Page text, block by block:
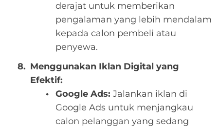
derajat untuk memberikan
pengalaman yang lebih mendalam
kepada calon pembeli atau
penyewa.
Menggunakan Iklan Digital yang
Efektif:
Google Ads: Jalankan iklan di
Google Ads untuk menjangkau
calon pelanggan yang sedang